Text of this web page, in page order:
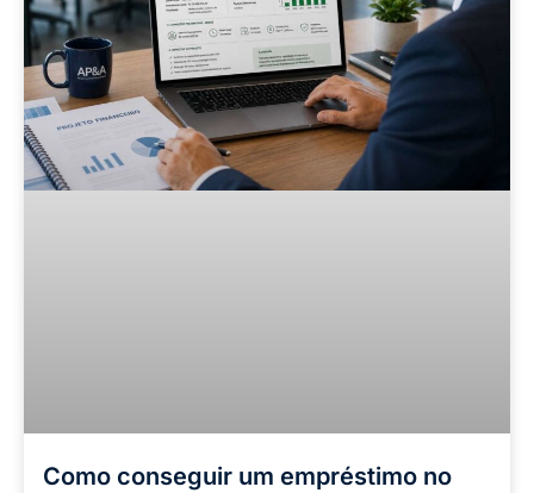
Como conseguir um empréstimo no